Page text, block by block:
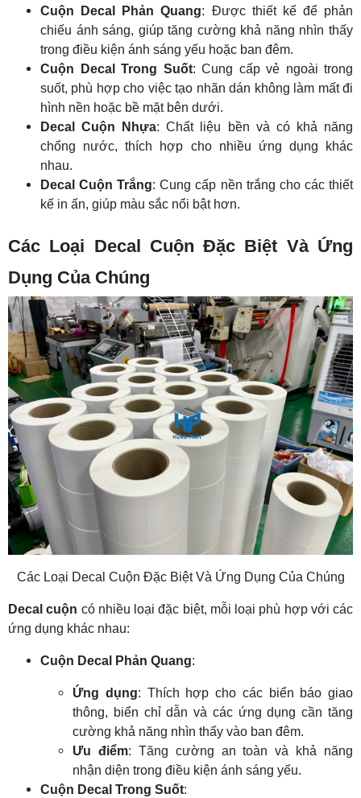
Cuộn Decal Phản Quang: Được thiết kế để phản
chiếu ánh sáng, giúp tăng cường khả năng nhìn thấy
trong điều kiện ánh sáng yếu hoặc ban đêm.
Cuộn Decal Trong Suốt: Cung cấp vẻ ngoài trong
suốt, phù hợp cho việc tạo nhãn dán không làm mất đi
hình nền hoặc bề mặt bên dưới.
Decal Cuộn Nhựa: Chất liệu bền và có khả năng
chống nước, thích hợp cho nhiều ứng dụng khác
nhau.
Decal Cuộn Trắng: Cung cấp nền trắng cho các thiết
kế in ấn, giúp màu sắc nổi bật hơn.
Các Loại Decal Cuộn Đặc Biệt Và Ứng
Dụng Của Chúng
Các Loại Decal Cuộn Đặc Biệt Và Ứng Dụng Của Chúng
Decal cuộn có nhiều loại đặc biệt, mỗi loại phù hợp với các
ứng dụng khác nhau:
Cuộn Decal Phản Quang:
Ứng dụng: Thích hợp cho các biển báo giao
thông, biển chỉ dẫn và các ứng dụng cần tăng
cường khả năng nhìn thấy vào ban đêm.
Ưu điểm: Tăng cường an toàn và khả năng
nhận diện trong điều kiện ánh sáng yếu.
Cuộn Decal Trong Suốt: